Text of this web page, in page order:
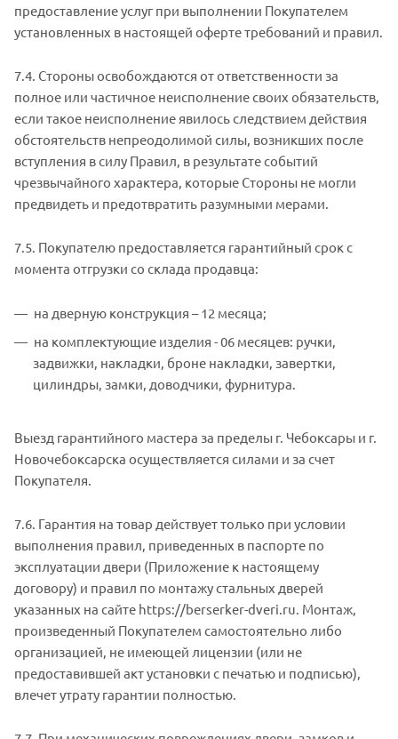
предоставление услуг при выполнении Покупателем
установленных в настоящей оферте требований и правил.
7.4. Стороны освобождаются от ответственности за
полное или частичное неисполнение своих обязательств,
если такое неисполнение явилось следствием действия
обстоятельств непреодолимой силы, возникших после
вступления в силу Правил, в результате событий
чрезвычайного характера, которые Стороны не могли
предвидеть и предотвратить разумными мерами.
7.5. Покупателю предоставляется гарантийный срок с
момента отгрузки со склада продавца:
на дверную конструкция – 12 месяца;
на комплектующие изделия - 06 месяцев: ручки,
задвижки, накладки, броне накладки, завертки,
цилиндры, замки, доводчики, фурнитура.
Выезд гарантийного мастера за пределы г. Чебоксары и г.
Новочебоксарска осуществляется силами и за счет
Покупателя.
7.6. Гарантия на товар действует только при условии
выполнения правил, приведенных в паспорте по
эксплуатации двери (Приложение к настоящему
договору) и правил по монтажу стальных дверей
указанных на сайте https://berserker-dveri.ru. Монтаж,
произведенный Покупателем самостоятельно либо
организацией, не имеющей лицензии (или не
предоставившей акт установки с печатью и подписью),
влечет утрату гарантии полностью.